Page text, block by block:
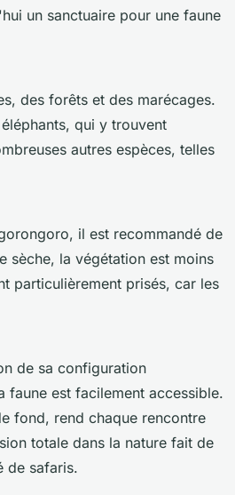
un sanctuaire pour une faune
des forêts et des marécages.
qui y trouvent
autres espèces, telles
il est recommandé de
sèche, la végétation est moins
particulièrement prisés, car les
de sa configuration
faune est facilement accessible.
fond, rend chaque rencontre
totale dans la nature fait de
de safaris.